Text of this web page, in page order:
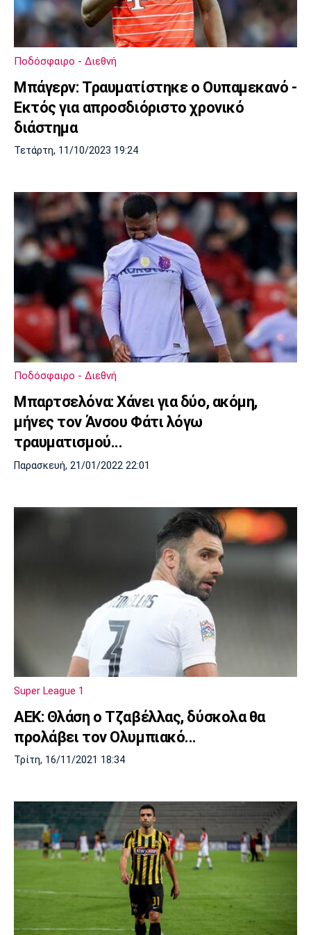
Πολιτισμός
Τραγούδια
Cine Spot
Running
Media
Πρόγραμμα TV
Ιωνικός
Μπαρτσελόνα
Μάντσεστερ
Γιουνάιτεντ
Τσέλσι Άρσεναλ
Λίβερπουλ
Μάντσεστερ
Γιουβέντους
Ίντερ Μίλαν Μπάγερν
Ερυθρός
Αστέρας
Τότεναμ
Πόρτο Μπενφίκα
Ποδόσφαιρο - Διεθνή
Μπάγερν: Τραυματίστηκε ο Ουπαμεκανό -
Εκτός για απροσδιόριστο χρονικό
διάστημα
Τετάρτη, 11/10/2023 19:24
Ποδόσφαιρο - Διεθνή
Μπαρτσελόνα: Χάνει για δύο, ακόμη,
μήνες τον Άνσου Φάτι λόγω
τραυματισμού...
Παρασκευή, 21/01/2022 22:01
Super League 1
ΑΕΚ: Θλάση ο Τζαβέλλας, δύσκολα θα
προλάβει τον Ολυμπιακό...
Τρίτη, 16/11/2021 18:34